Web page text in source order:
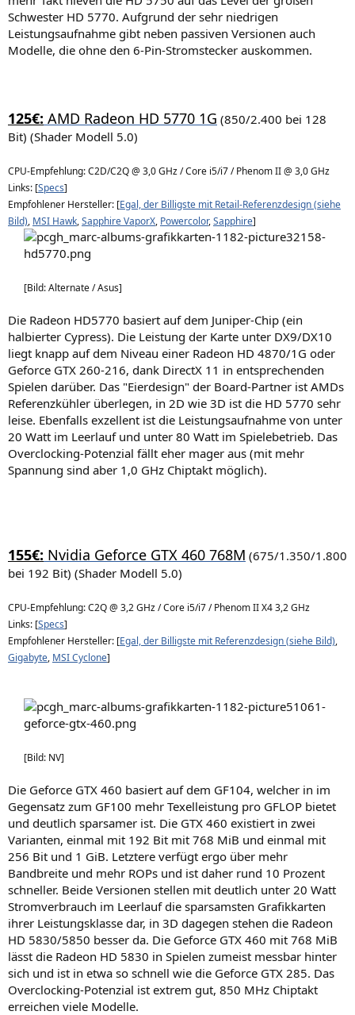
Schwester HD 5770. Aufgrund der sehr niedrigen
Leistungsaufnahme gibt neben passiven Versionen auch
Modelle, die ohne den 6-Pin-Stromstecker auskommen.
125€: AMD Radeon HD 5770 1G (850/2.400 bei 128
Bit) (Shader Modell 5.0)
CPU-Empfehlung: C2D/C2Q @ 3,0 GHz / Core i5/i7 / Phenom II @ 3,0 GHz
Links: [Specs]
Empfohlener Hersteller: [Egal, der Billigste mit Retail-Referenzdesign (siehe
Bild), MSI Hawk,Sapphire VaporX, Powercolor,Sapphire]
[Bild: Alternate / Asus]
Die Radeon HD5770 basiert auf dem Juniper-Chip (ein
halbierter Cypress). Die Leistung der Karte unter DX9/DX10
liegt knapp auf dem Niveau einer Radeon HD 4870/1G oder
Geforce GTX 260-216, dank DirectX 11 in entsprechenden
Spielen darüber. Das "Eierdesign" der Board-Partner ist AMDs
Referenzkühler überlegen, in 2D wie 3D ist die HD 5770 sehr
leise. Ebenfalls exzellent ist die Leistungsaufnahme von unter
20 Watt im Leerlauf und unter 80 Watt im Spielebetrieb. Das
Overclocking-Potenzial fällt eher mager aus (mit mehr
Spannung sind aber 1,0 GHz Chiptakt möglich).
155€: Nvidia Geforce GTX 460 768M (675/1.350/1.800
bei 192 Bit) (Shader Modell 5.0)
CPU-Empfehlung: C2Q @ 3,2 GHz / Core i5/i7 / Phenom II X4 3,2 GHz
Links: [Specs]
Empfohlener Hersteller: [Egal, der Billigste mit Referenzdesign (siehe Bild),
Gigabyte, MSI Cyclone]
[Bild: NV]
Die Geforce GTX 460 basiert auf dem GF104, welcher in im
Gegensatz zum GF100 mehr Texelleistung pro GFLOP bietet
und deutlich sparsamer ist. Die GTX 460 existiert in zwei
Varianten, einmal mit 192 Bit mit 768 MiB und einmal mit
256 Bit und 1 GiB. Letztere verfügt ergo über mehr
Bandbreite und mehr ROPs und ist daher rund 10 Prozent
schneller. Beide Versionen stellen mit deutlich unter 20 Watt
Stromverbrauch im Leerlauf die sparsamsten Grafikkarten
ihrer Leistungsklasse dar, in 3D dagegen stehen die Radeon
HD 5830/5850 besser da. Die Geforce GTX 460 mit 768 MiB
lässt die Radeon HD 5830 in Spielen zumeist messbar hinter
sich und ist in etwa so schnell wie die Geforce GTX 285. Das
Overclocking-Potenzial ist extrem gut, 850 MHz Chiptakt
erreichen viele Modelle.